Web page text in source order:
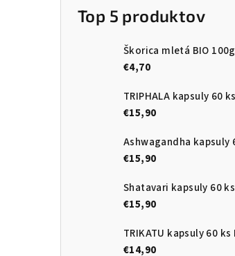
Top 5 produktov
Škorica mletá BIO 100g
€4,70
€15,90
€15,90
€15,90
€14,90